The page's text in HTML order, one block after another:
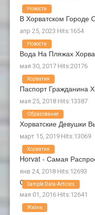
В Хорватском Городе
апр 25, 2023 Hits:1654
Новости
Вода На Пляжах
мая 30, 2017 Hits:20176
Новости
Паспорт Гражданина
мая 25, 2018 Hits:13387
Хорватия
Хорватские Девушки
март 15, 2019 Hits:13069
Образование
Horvat - Самая
янв 24, 2018 Hits:12693
Хорватия
О Нас
мая 01, 2016 Hits:12641
Sample Data-Articles
Жизнь